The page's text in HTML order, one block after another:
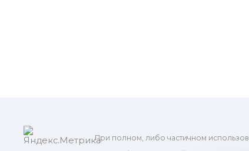
При полном, либо частичном